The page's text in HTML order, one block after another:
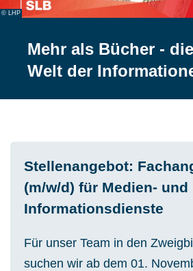
© LHP
Mehr als Bücher -
Welt der
Stellenangebot:
(m/w/d) für Medien- und
Informationsdienste
Für unser Team in den
suchen wir ab dem 01.